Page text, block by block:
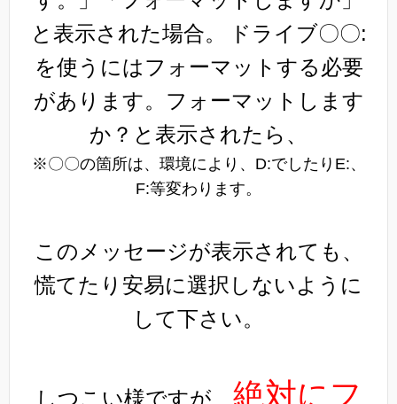
と表示された場合。
ドライブ〇〇:
を使うにはフォーマットする必要
があります。フォーマットします
か？と表示されたら、
※〇〇の箇所は、環境により、D:でしたりE:、
F:等変わります。
このメッセージが表示されても、
慌てたり安易に選択しないように
して下さい。
しつこい様ですが、 絶対にフ